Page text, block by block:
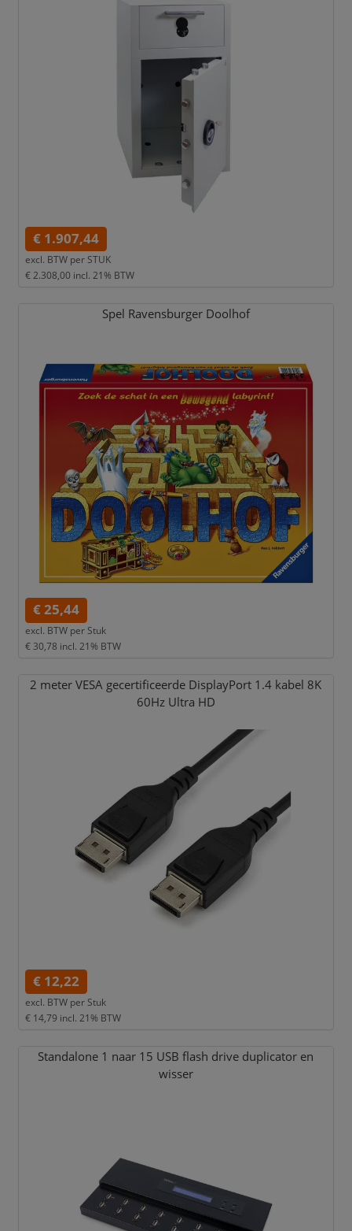
€ 1.907,44
excl. BTW per STUK
€ 2.308,00 incl. 21% BTW
Spel Ravensburger Doolhof
€ 25,44
excl. BTW per Stuk
€ 30,78 incl. 21% BTW
2 meter VESA gecertificeerde DisplayPort 1.4 kabel 8K
60Hz Ultra HD
€ 12,22
excl. BTW per Stuk
€ 14,79 incl. 21% BTW
Standalone 1 naar 15 USB flash drive duplicator en
wisser